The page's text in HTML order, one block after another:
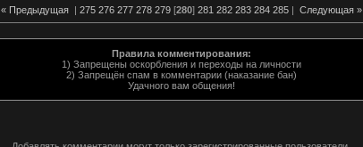
« Предыдущая| 275 276 277 278 279[280] 281 282 283 284 285| Следующая »
Правила комментирования:
1) Запрещены оскорбления и переходы на личности
2) Запрещён спам в комментарии (наказание бан)
Удачного вам общения!